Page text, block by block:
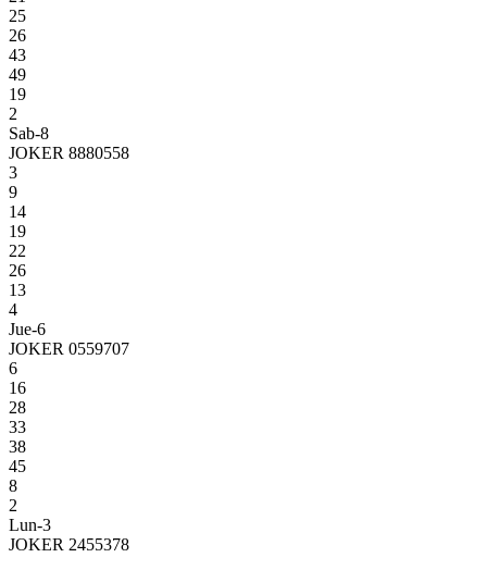
25
26
43
49
19
2
Sab-8
JOKER 8880558
3
9
14
19
22
26
13
4
Jue-6
JOKER 0559707
6
16
28
33
38
45
8
2
Lun-3
JOKER 2455378